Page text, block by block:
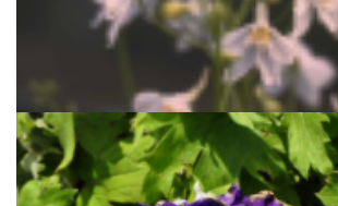
Ridderspoor
Delphinium 'Moerheimii'